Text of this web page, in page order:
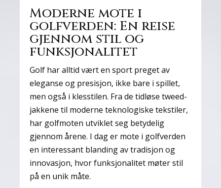
Moderne mote i
golfverden: En reise
gjennom stil og
funksjonalitet
Golf har alltid vært en sport preget av
eleganse og presisjon, ikke bare i spillet,
men også i klesstilen. Fra de tidløse tweed-
jakkene til moderne teknologiske tekstiler,
har golfmoten utviklet seg betydelig
gjennom årene. I dag er mote i golfverden
en interessant blanding av tradisjon og
innovasjon, hvor funksjonalitet møter stil
på en unik måte.